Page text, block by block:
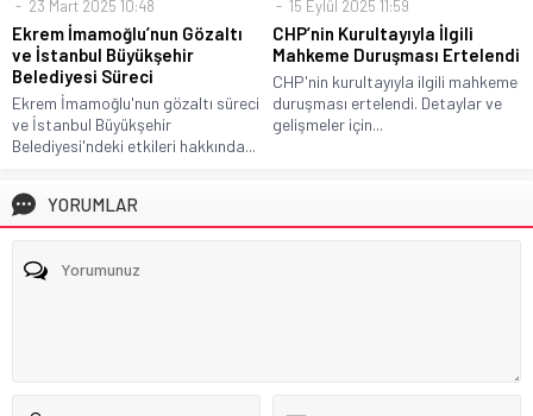
23 Mart 2025 10:48
Ekrem İmamoğlu’nun Gözaltı
ve İstanbul Büyükşehir
Belediyesi Süreci
Ekrem İmamoğlu'nun gözaltı süreci
ve İstanbul Büyükşehir
Belediyesi'ndeki etkileri hakkında...
15 Eylül 2025 11:59
CHP’nin Kurultayıyla İlgili
Mahkeme Duruşması Ertelendi
CHP'nin kurultayıyla ilgili mahkeme
duruşması ertelendi. Detaylar ve
gelişmeler için...
YORUMLAR